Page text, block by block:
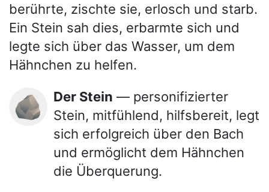
berührte, zischte sie, erlosch und starb.
Ein Stein sah dies, erbarmte sich und
legte sich über das Wasser, um dem
Hähnchen zu helfen.
🪨 Der Stein — personifizierter
Stein, mitfühlend, hilfsbereit, legt
sich erfolgreich über den Bach
und ermöglicht dem Hähnchen
die Überquerung.